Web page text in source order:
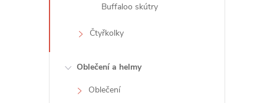
e
Buffaloo skútry
Čtyřkolky
Oblečení a helmy
Oblečení